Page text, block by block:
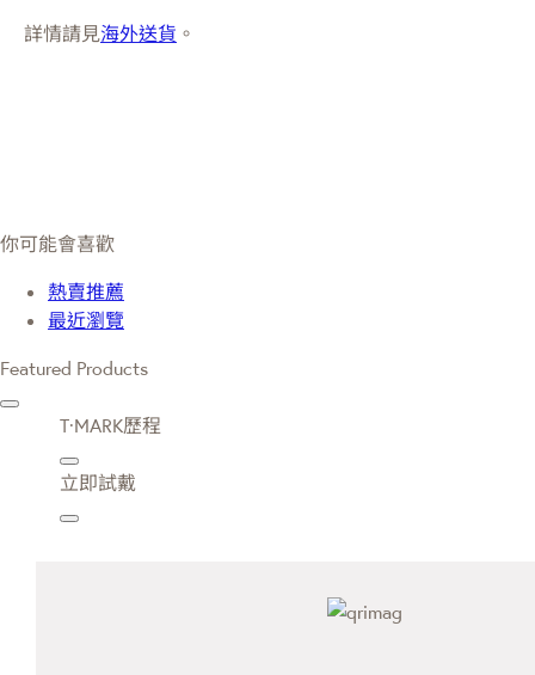
詳情請見海外送貨 。
你可能會喜歡
熱賣推薦
最近瀏覽
Featured Products
T·MARK歷程
立即試戴